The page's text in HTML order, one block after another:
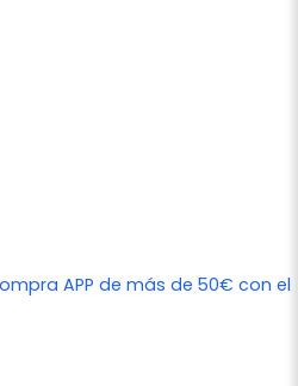
APP de más de 50€ con el